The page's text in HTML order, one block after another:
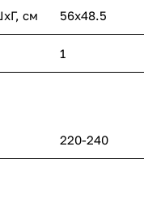
cм 56х48.5
1
220-240